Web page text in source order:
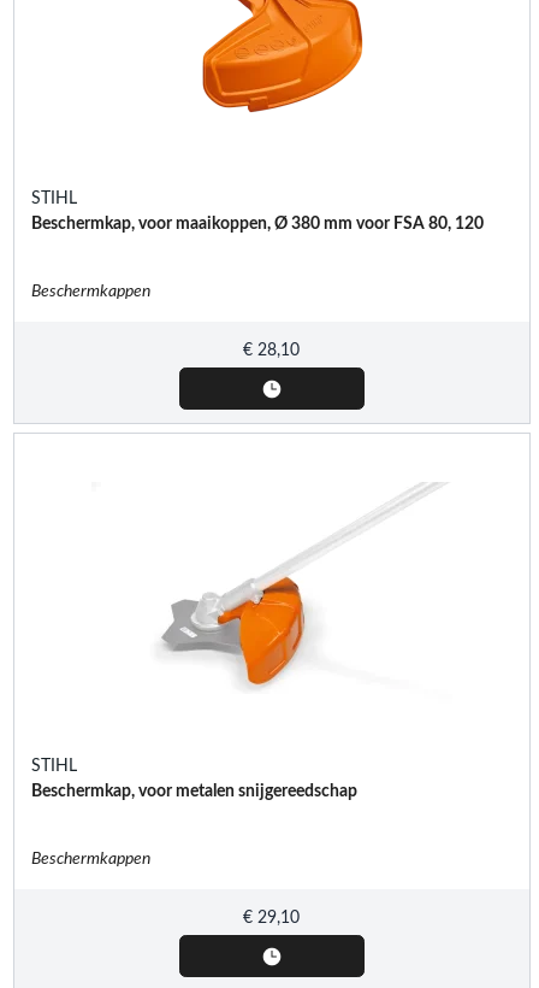
STIHL
Beschermkap, voor maaikoppen, Ø 380 mm voor FSA 80, 120
Beschermkappen
€ 28,10
STIHL
Beschermkap, voor metalen snijgereedschap
Beschermkappen
€ 29,10